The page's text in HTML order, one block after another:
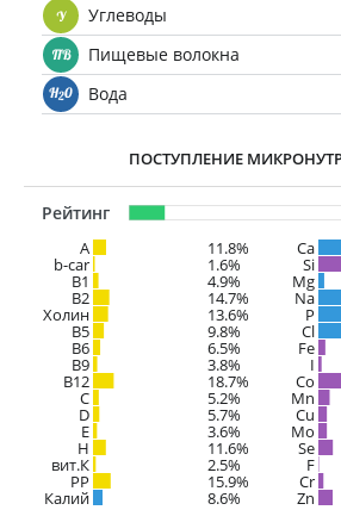
Углеводы
Пищевые волокна
Вода
ПОСТУПЛЕНИЕ
Рейтинг
A
11.8%
b-car 1.6%
В1 4.9%
B2 14.7%
Холин 13.6%
B5 9.8%
B6 6.5%
B9 3.8%
B12 18.7%
C 5.2%
D 5.7%
E 3.6%
H 11.6%
вит.К 2.5%
PP 15.9%
Калий 8.6%
Ca
Si
Mg
Na
P
Cl
Fe
I
Co
Mn
Cu
Mo
Se
F
Cr
Zn